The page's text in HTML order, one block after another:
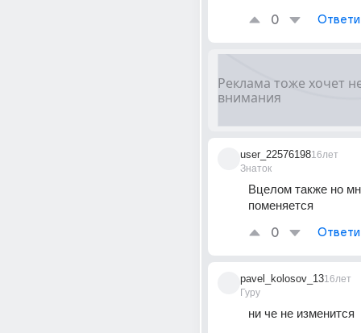
0
user_22576198
Знаток
16лет
Вцелом также но
поменяется
0
pavel_kolosov_13
Гуру
16лет
ни че не изменится